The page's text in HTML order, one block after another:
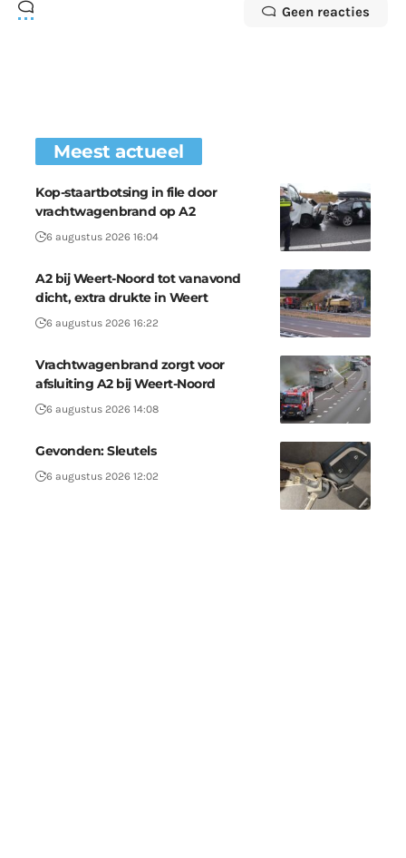
Geen reacties
Meest actueel
Kop-staartbotsing in file door
vrachtwagenbrand op A2
6 augustus 2026 16:04
A2 bij Weert-Noord tot vanavond
dicht, extra drukte in Weert
6 augustus 2026 16:22
Vrachtwagenbrand zorgt voor
afsluiting A2 bij Weert-Noord
6 augustus 2026 14:08
Gevonden: Sleutels
6 augustus 2026 12:02